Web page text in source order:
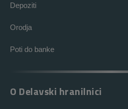
Depoziti
Orodja
Poti do banke
O Delavski hranilnici